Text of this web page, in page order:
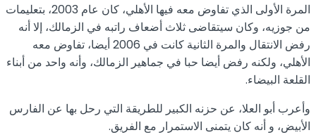
المرة الأولى الذي تفاوض معه فيها الأهلي، كان عام 2003، بتعليمات
من جوزيه، وكان سيتقاضى ثلاث أضعاف راتبه في الزمالك، إلا أنه
رفض الانتقال والمرة الثانية كانت في 2006 أيضا، تفاوض معه
الأهلي، ولكنه رفض أيضا حبا في جماهير الزمالك، وأنه واحد من أبناء
القلعة البيضاء.
وأعرب أبو العلا، عن حزنه الكبير للطريقة التي رحل بها عن الفارس
الأبيض، و أنه كان يتمنى الاستمرار مع الفريق.